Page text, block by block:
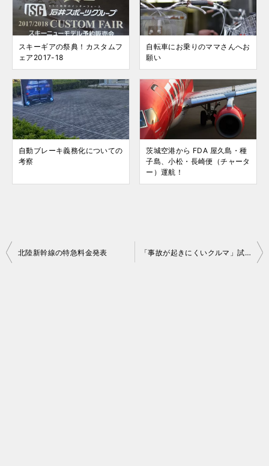
スキーギアの祭典！カスタムフ
ェア2017-18
自転車にお乗りのママさんへお
願い
自動ブレーキ義務化についての
考察
茨城空港から FDA 屋久島・種
子島、小松・長崎便（チャータ
ー）運航！
投
北陸新幹線の特急料金発表 「事故が起きにくいクルマ」試験 3 車が満点評価